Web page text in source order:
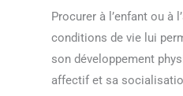
Procurer à l’enfant ou à
conditions de vie lui
son développement
affectif et sa